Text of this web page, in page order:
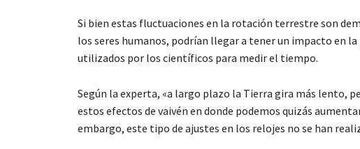
Si bien estas fluctuaciones en la rotación terrestre son
los seres humanos, podrían llegar a tener un impacto en
utilizados por los científicos para medir el tiempo.
Según la experta, «a largo plazo la Tierra gira más lento,
estos efectos de vaivén en donde podemos quizás
embargo, este tipo de ajustes en los relojes no se han